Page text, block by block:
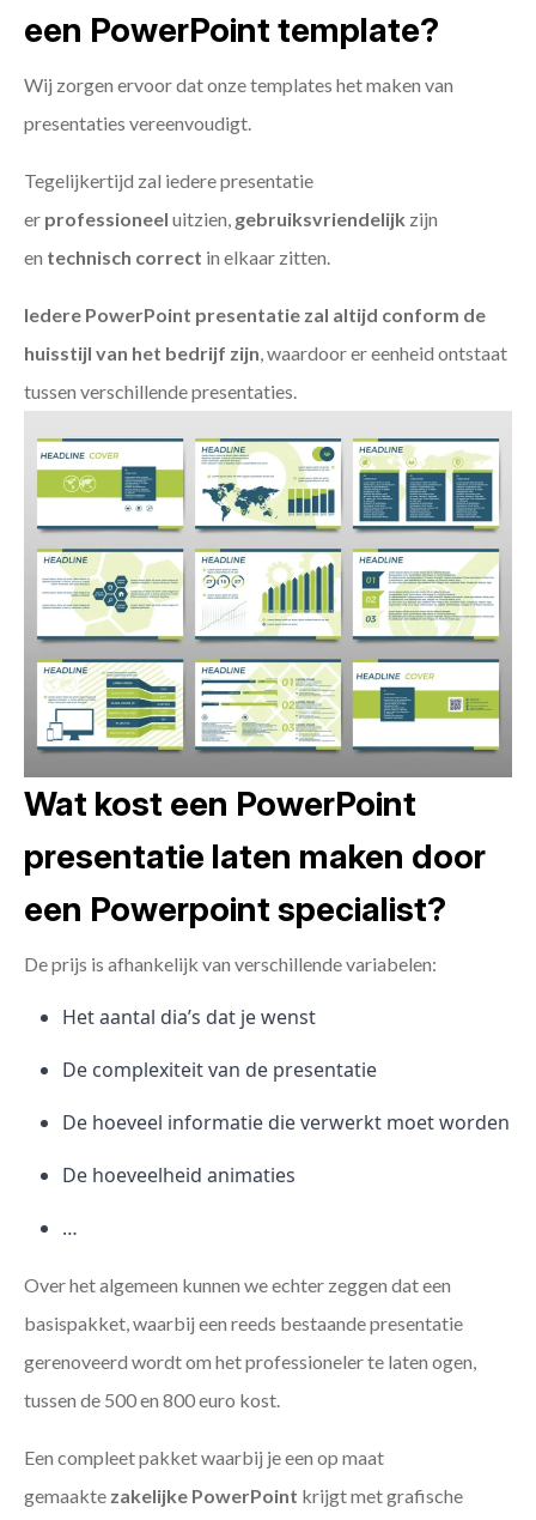
een PowerPoint template?
Wij zorgen ervoor dat onze templates het maken van
presentaties vereenvoudigt.
Tegelijkertijd zal iedere presentatie
er professioneel uitzien, gebruiksvriendelijk zijn
en technisch correct in elkaar zitten.
Iedere PowerPoint presentatie zal altijd conform de
huisstijl van het bedrijf zijn, waardoor er eenheid ontstaat
tussen verschillende presentaties.
Wat kost een PowerPoint
presentatie laten maken door
een Powerpoint specialist?
De prijs is afhankelijk van verschillende variabelen:
Het aantal dia’s dat je wenst
De complexiteit van de presentatie
De hoeveel informatie die verwerkt moet worden
De hoeveelheid animaties
…
Over het algemeen kunnen we echter zeggen dat een
basispakket, waarbij een reeds bestaande presentatie
gerenoveerd wordt om het professioneler te laten ogen,
tussen de 500 en 800 euro kost.
Een compleet pakket waarbij je een op maat
gemaakte zakelijke PowerPoint krijgt met grafische